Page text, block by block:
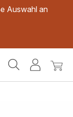
Auswahl an
Mein
Mein